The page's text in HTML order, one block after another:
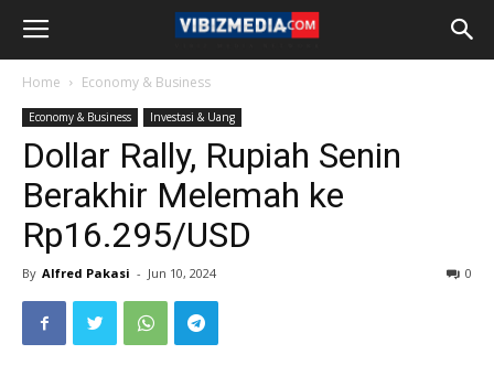
Home Economy & Business
Economy & Business Investasi & Uang
Dollar Rally, Rupiah Senin
Berakhir Melemah ke
Rp16.295/USD
By Alfred Pakasi - Jun 10, 2024 0